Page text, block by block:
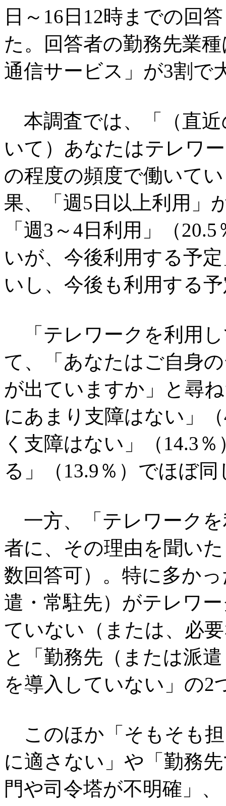
日～16日12時までの回
た。回答者の勤務先業
通信サービス」が3割で
本調査では、「（直近
いて）あなたはテレワ
の程度の頻度で働いて
果、「週5日以上利用」
「週3～4日利用」（
いが、今後利用する予
いし、今後も利用する
「テレワークを利用
て、「あなたはご自身
が出ていますか」と尋
にあまり支障はない」
く支障はない」（14.3
る」（13.9％）でほぼ
一方、「テレワーク
者に、その理由を聞い
数回答可）。特に多か
遣・常駐先）がテレワ
ていない（または、必
と「勤務先（または派
を導入していない」の2
このほか「そもそも
に適さない」や「勤務
門や司令塔が不明確」